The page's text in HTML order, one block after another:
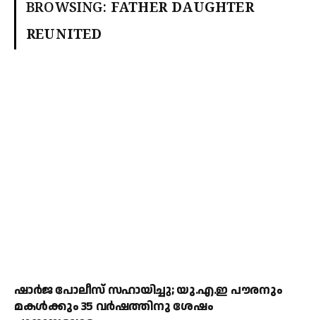
BROWSING: FATHER DAUGHTER
REUNITED
ഷാര്‍ജ പോലീസ് സഹായിച്ചു; യു.എ.ഇ പൗരനും
മകള്‍ക്കും 35 വര്‍ഷത്തിനു ശേഷം